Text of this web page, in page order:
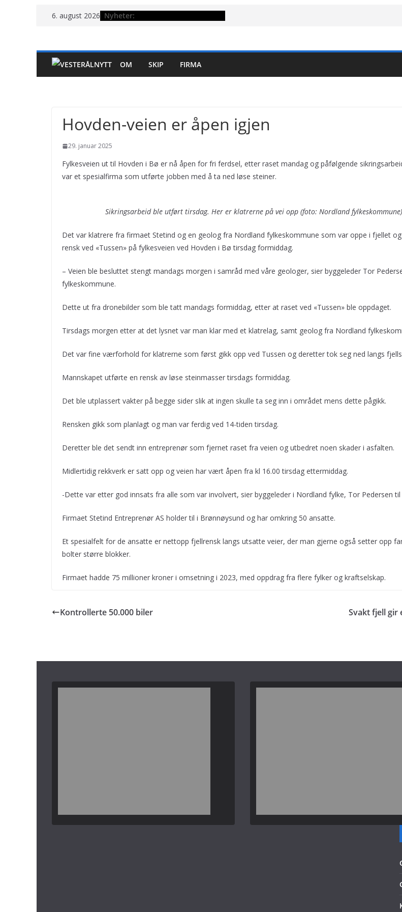
Hopp6. august 2026 Nyheter:
OM SKIP FIRMA
Hovden-veien er åpen igjen
29. januar 2025
Fylkesveien ut til Hovden i Bø er nå åpen for fri ferdsel, etter raset mandag og påfølgende
var et spesialfirma som utførte jobben med å ta ned løse steiner.
Sikringsarbeid ble utført tirsdag. Her er klatrerne på vei opp (foto: Nordland
Det var klatrere fra firmaet Stetind og en geolog fra Nordland fylkeskommune som var oppe i fjellet
rensk ved «Tussen» på fylkesveien ved Hovden i Bø tirsdag formiddag.
– Veien ble besluttet stengt mandags morgen i samråd med våre geologer, sier byggeleder Tor
fylkeskommune.
Dette ut fra dronebilder som ble tatt mandags formiddag, etter at raset ved «Tussen» ble oppdaget.
Tirsdags morgen etter at det lysnet var man klar med et klatrelag, samt geolog fra Nordland
Det var fine værforhold for klatrerne som først gikk opp ved Tussen og deretter tok seg ned langs
Mannskapet utførte en rensk av løse steinmasser tirsdags formiddag.
Det ble utplassert vakter på begge sider slik at ingen skulle ta seg inn i området mens dette pågikk.
Rensken gikk som planlagt og man var ferdig ved 14-tiden tirsdag.
Deretter ble det sendt inn entreprenør som fjernet raset fra veien og utbedret noen skader i asfalten.
Midlertidig rekkverk er satt opp og veien har vært åpen fra kl 16.00 tirsdag ettermiddag.
-Dette var etter god innsats fra alle som var involvert, sier byggeleder i Nordland fylke, Tor Pedersen til
Firmaet Stetind Entreprenør AS holder til i Brønnøysund og har omkring 50 ansatte.
Et spesialfelt for de ansatte er nettopp fjellrensk langs utsatte veier, der man gjerne også setter opp
bolter større blokker.
Firmaet hadde 75 millioner kroner i omsetning i 2023, med oppdrag fra flere fylker og kraftselskap.
Kontrollerte 50.000 biler Svakt fjell gir